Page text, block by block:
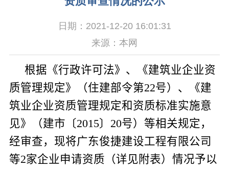
日期：2021-12-20 16:01:31
来源：本网
根据《行政许可法》、《建筑业企业资
质管理规定》（住建部令第22号）、《建
筑业企业资质管理规定和资质标准实施意
见》（建市〔2015〕 20号）等相关规定，
经审查，现将广东俊捷建设工程有限公司
等2家企业申请资质（详见附表）情况予以